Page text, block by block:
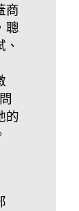
商
聰
的